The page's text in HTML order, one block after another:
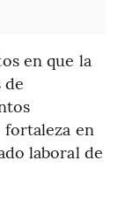
en que la
de
en
laboral de